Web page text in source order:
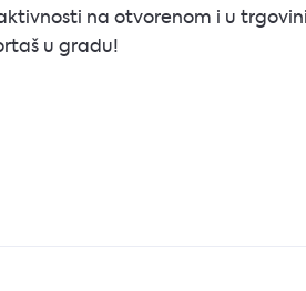
na otvorenom i u
u gradu!